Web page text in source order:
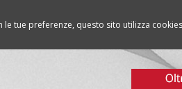
tue preferenze, questo sito utilizza